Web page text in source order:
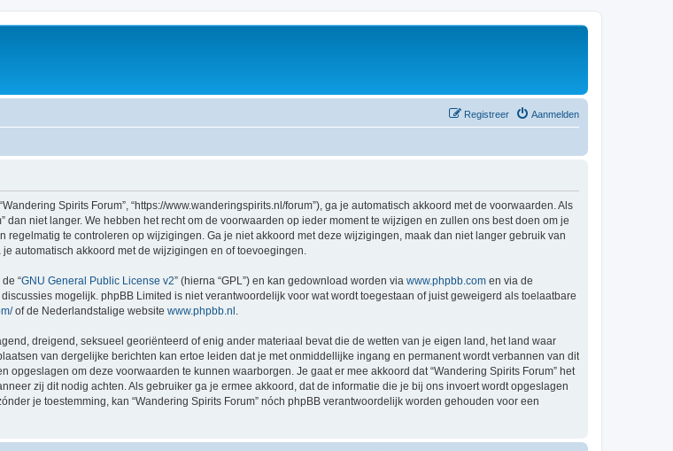
Aanmelden
Registreer
Spirits Forum”, “https://www.wanderingspirits.nl/forum”), ga je automatisch akkoord met de voorwaarden. Als
niet langer. We hebben het recht om de voorwaarden op ieder moment te wijzigen en zullen ons best doen om je
te controleren op wijzigingen. Ga je niet akkoord met deze wijzigingen, maak dan niet langer gebruik van
automatisch akkoord met de wijzigingen en of toevoegingen.
“GNU General Public License v2” (hierna “GPL”) en kan gedownload worden via www.phpbb.com en via de
mogelijk. phpBB Limited is niet verantwoordelijk voor wat wordt toegestaan of juist geweigerd als toelaatbare
of de Nederlandstalige website www.phpbb.nl
dreigend, seksueel georiënteerd of enig ander materiaal bevat die de wetten van je eigen land, het land waar
van dergelijke berichten kan ertoe leiden dat je met onmiddellijke ingang en permanent wordt verbannen van dit
om deze voorwaarden te kunnen waarborgen. Je gaat er mee akkoord dat “Wandering Spirits Forum” het
zij dit nodig achten. Als gebruiker ga je ermee akkoord, dat de informatie die je bij ons invoert wordt opgeslagen
je toestemming, kan “Wandering Spirits Forum” nóch phpBB verantwoordelijk worden gehouden voor een